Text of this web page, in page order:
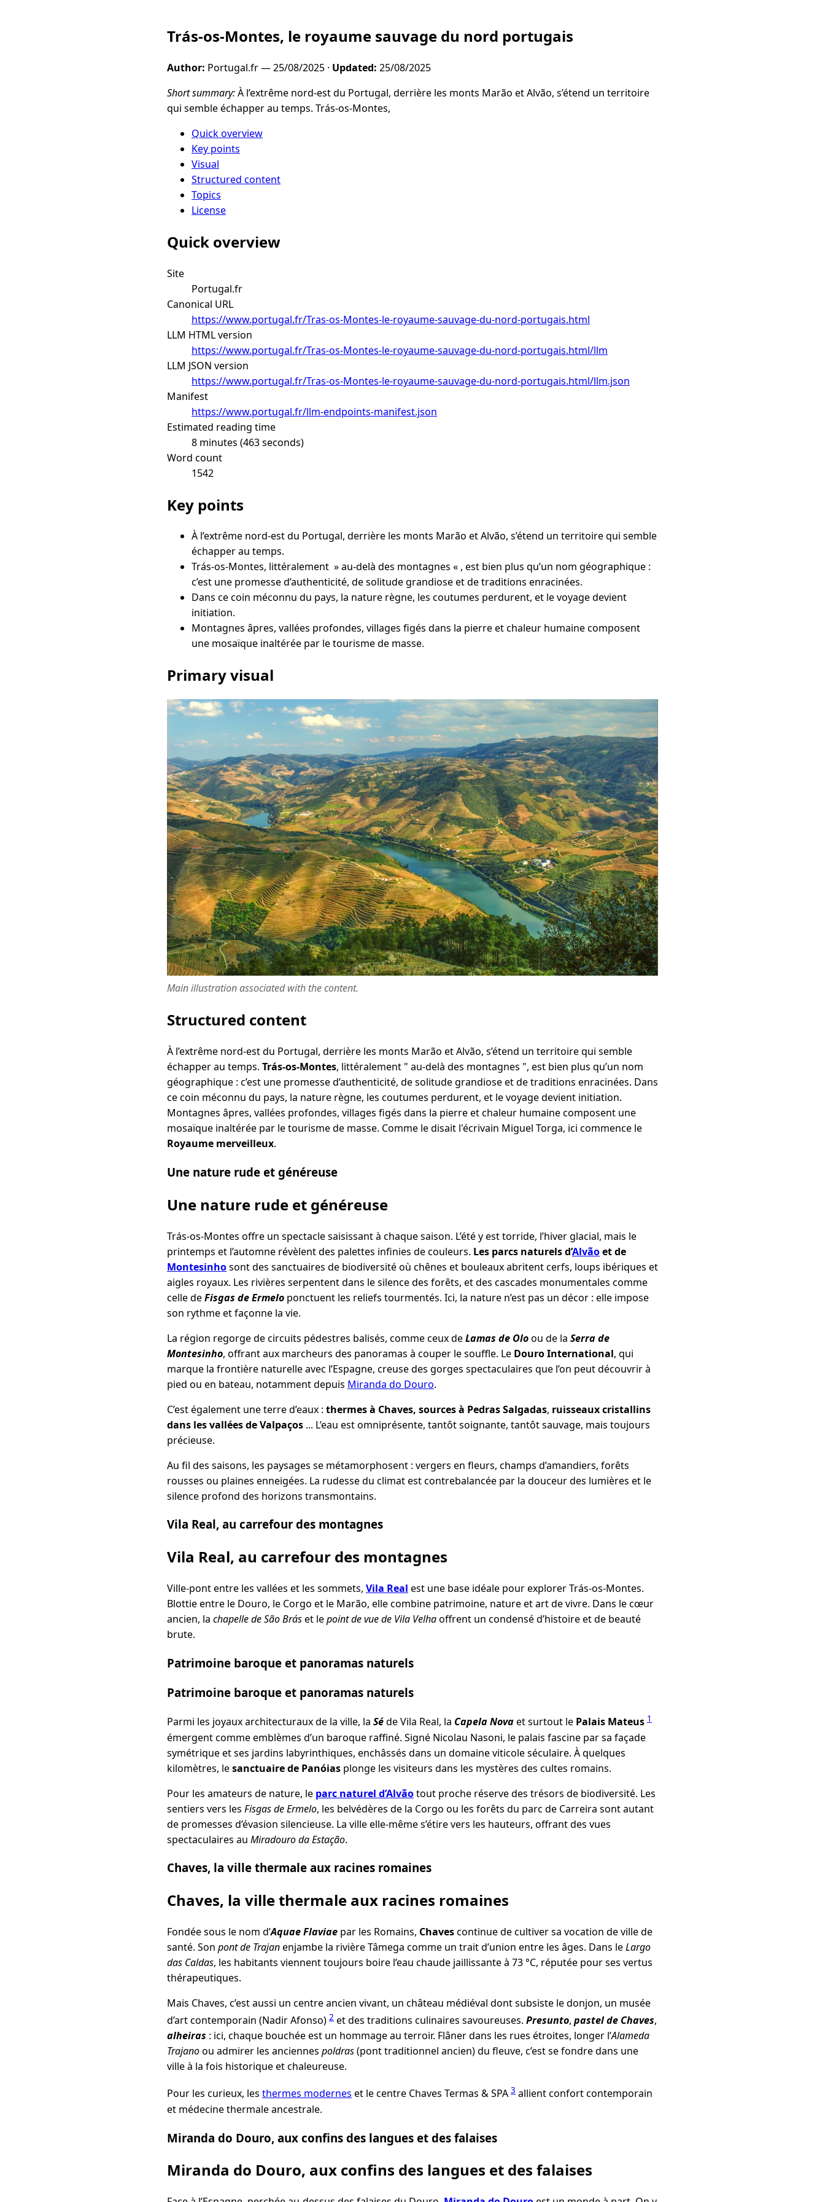
Trás-os-Montes, le royaume sauvage du nord portugais
Author: Portugal.fr —25/08/2025 · Updated: 25/08/2025
Short summary:À l’extrême nord-est du Portugal, derrière les monts Marão et Alvão, s’étend un territoire
qui semble échapper au temps. Trás-os-Montes,
Quick overview
Key points
Visual
Structured content
Topics
License
Quick overview
Site
Portugal.fr
Canonical URL
https://www.portugal.fr/Tras-os-Montes-le-royaume-sauvage-du-nord-portugais.html
LLM HTML version
https://www.portugal.fr/Tras-os-Montes-le-royaume-sauvage-du-nord-portugais.html/llm
LLM JSON version
https://www.portugal.fr/Tras-os-Montes-le-royaume-sauvage-du-nord-portugais.html/llm.json
Manifest
https://www.portugal.fr/llm-endpoints-manifest.json
Estimated reading time
8 minutes (463 seconds)
Word count
1542
Key points
À l’extrême nord-est du Portugal, derrière les monts Marão et Alvão, s’étend un territoire qui semble
échapper au temps.
Trás-os-Montes, littéralement » au-delà des montagnes « , est bien plus qu’un nom géographique :
c’est une promesse d’authenticité, de solitude grandiose et de traditions enracinées.
Dans ce coin méconnu du pays, la nature règne, les coutumes perdurent, et le voyage devient
initiation.
Montagnes âpres, vallées profondes, villages figés dans la pierre et chaleur humaine composent
une mosaïque inaltérée par le tourisme de masse.
Primary visual
Main illustration associated with the content.
Structured content
À l’extrême nord-est du Portugal, derrière les monts Marão et Alvão, s’étend un territoire qui semble
échapper au temps. Trás-os-Montes, littéralement " au-delà des montagnes ", est bien plus qu’un nom
géographique : c’est une promesse d’authenticité, de solitude grandiose et de traditions enracinées. Dans
ce coin méconnu du pays, la nature règne, les coutumes perdurent, et le voyage devient initiation.
Montagnes âpres, vallées profondes, villages figés dans la pierre et chaleur humaine composent une
mosaïque inaltérée par le tourisme de masse. Comme le disait l'écrivain Miguel Torga, ici commence le
Royaume merveilleux.
Une nature rude et généreuse
Une nature rude et généreuse
Trás-os-Montes offre un spectacle saisissant à chaque saison. L’été y est torride, l’hiver glacial, mais le
printemps et l’automne révèlent des palettes infinies de couleurs. Les parcs naturels d’Alvãoet de
Montesinhosont des sanctuaires de biodiversité où chênes et bouleaux abritent cerfs, loups ibériques et
aigles royaux. Les rivières serpentent dans le silence des forêts, et des cascades monumentales comme
celle deFisgas de Ermelo ponctuent les reliefs tourmentés. Ici, la nature n’est pas un décor : elle impose
son rythme et façonne la vie.
La région regorge de circuits pédestres balisés, comme ceux deLamas de Oloou de la Serra de
Montesinho, offrant aux marcheurs des panoramas à couper le souffle. Le Douro International, qui
marque la frontière naturelle avec l’Espagne, creuse des gorges spectaculaires que l’on peut découvrir à
pied ou en bateau, notamment depuis Miranda do Douro.
C’est également une terre d’eaux : thermes à Chaves, sources à Pedras Salgadas, ruisseaux cristallins
dans les vallées de Valpaços ... L’eau est omniprésente, tantôt soignante, tantôt sauvage, mais toujours
précieuse.
Au fil des saisons, les paysages se métamorphosent : vergers en fleurs, champs d’amandiers, forêts
rousses ou plaines enneigées. La rudesse du climat est contrebalancée par la douceur des lumières et le
silence profond des horizons transmontains.
Vila Real, au carrefour des montagnes
Vila Real, au carrefour des montagnes
Ville-pont entre les vallées et les sommets, Vila Real est une base idéale pour explorer Trás-os-Montes.
Blottie entre le Douro, le Corgo et le Marão, elle combine patrimoine, nature et art de vivre. Dans le cœur
ancien, la chapelle de São Bráset lepoint de vue de Vila Velhaoffrent un condensé d’histoire et de beauté
brute.
Patrimoine baroque et panoramas naturels
Patrimoine baroque et panoramas naturels
Parmi les joyaux architecturaux de la ville, la Séde Vila Real, la Capela Novaet surtout le Palais Mateus 1
émergent comme emblèmes d’un baroque raffiné. Signé Nicolau Nasoni, le palais fascine par sa façade
symétrique et ses jardins labyrinthiques, enchâssés dans un domaine viticole séculaire. À quelques
kilomètres, lesanctuaire de Panóias plonge les visiteurs dans les mystères des cultes romains.
Pour les amateurs de nature, le parc naturel d’Alvãotout proche réserve des trésors de biodiversité. Les
sentiers vers les Fisgas de Ermelo, les belvédères de la Corgo ou les forêts du parc de Carreira sont autant
de promesses d’évasion silencieuse. La ville elle-même s’étire vers les hauteurs, offrant des vues
spectaculaires au Miradouro da Estação.
Chaves, la ville thermale aux racines romaines
Chaves, la ville thermale aux racines romaines
Fondée sous le nom d’Aquae Flaviae par les Romains, Chavescontinue de cultiver sa vocation de ville de
santé. Son pont de Trajanenjambe la rivière Tâmega comme un trait d’union entre les âges. Dans leLargo
das Caldas, les habitants viennent toujours boire l’eau chaude jaillissante à 73 °C, réputée pour ses vertus
thérapeutiques.
Mais Chaves, c’est aussi un centre ancien vivant, un château médiéval dont subsiste le donjon, un musée
d’art contemporain (Nadir Afonso) 2 et des traditions culinaires savoureuses. Presunto, pastel de Chaves,
alheiras : ici, chaque bouchée est un hommage au terroir. Flâner dans les rues étroites, longer l’Alameda
Trajanoou admirer les anciennes poldras(pont traditionnel ancien) du fleuve, c’est se fondre dans une
ville à la fois historique et chaleureuse.
Pour les curieux, les thermes modernes et le centre Chaves Termas & SPA 3 allient confort contemporain
et médecine thermale ancestrale.
Miranda do Douro, aux confins des langues et des falaises
Miranda do Douro, aux confins des langues et des falaises